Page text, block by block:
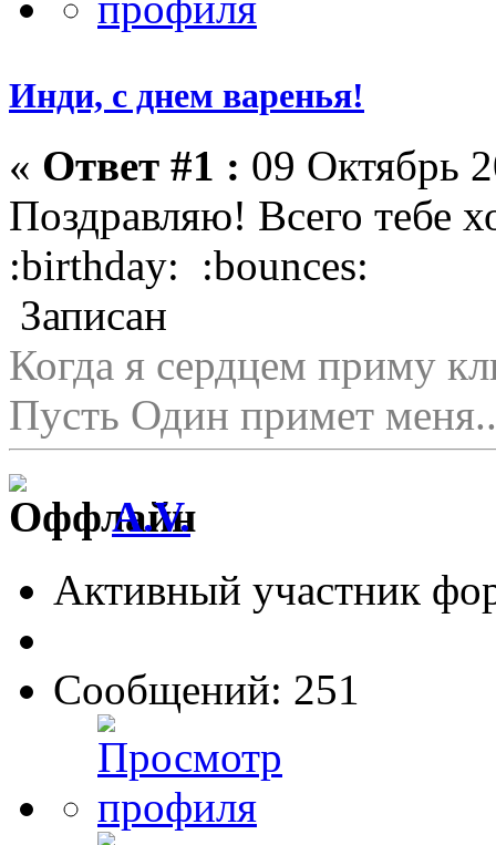
Инди, с днем варенья!
« Ответ #1 : 09 Октябрь
Поздравляю! Всего тебе
:birthday: :bounces:
Записан
Когда я сердцем приму
Пусть Один примет
A.V.
Активный участник
Сообщений: 251